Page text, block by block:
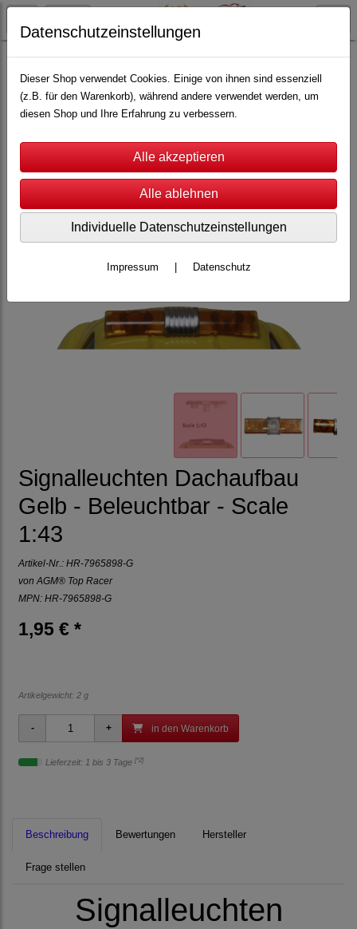
Carrera Servo Servo 140 Beschlagteile
Signalleuchten Dachaufbau
Gelb - Beleuchtbar - Scale
1:43
Artikel-Nr.: HR-7965898-G
von AGM® Top Racer
MPN: HR-7965898-G
1,95 € *
Artikelgewicht: 2 g
in den Warenkorb
Lieferzeit: 1 bis 3 Tage [*2]
Beschreibung Bewertungen Hersteller
Frage stellen
Signalleuchten
Datenschutzeinstellungen
Dieser Shop verwendet Cookies. Einige von ihnen sind essenziell
(z.B. für den Warenkorb), während andere verwendet werden, um
diesen Shop und Ihre Erfahrung zu verbessern.
Individuelle Datenschutzeinstellungen
Impressum Datenschutz